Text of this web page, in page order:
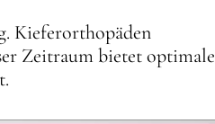
Kieferorthopäden
Zeitraum bietet optimale